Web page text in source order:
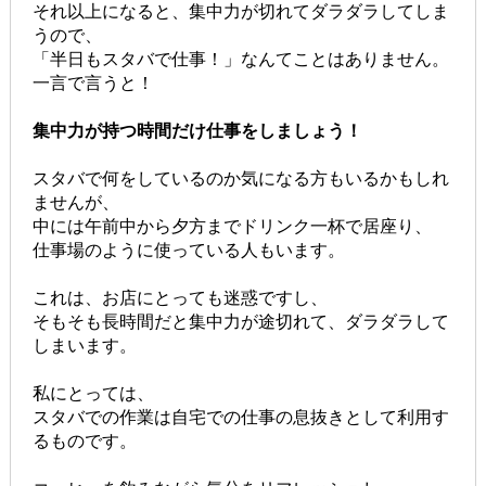
それ以上になると、集中力が切れてダラダラしてしま
うので、
「半日もスタバで仕事！」なんてことはありません。
一言で言うと！
集中力が持つ時間だけ仕事をしましょう！
スタバで何をしているのか気になる方もいるかもしれ
ませんが、
中には午前中から夕方までドリンク一杯で居座り、
仕事場のように使っている人もいます。
これは、お店にとっても迷惑ですし、
そもそも長時間だと集中力が途切れて、ダラダラして
しまいます。
私にとっては、
スタバでの作業は自宅での仕事の息抜きとして利用す
るものです。